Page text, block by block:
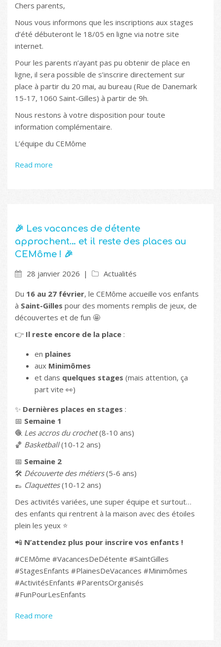
Chers parents,
Nous vous informons que les inscriptions aux stages
d’été débuteront le 18/05 en ligne via notre site
internet.
Pour les parents n’ayant pas pu obtenir de place en
ligne, il sera possible de s’inscrire directement sur
place à partir du 20 mai, au bureau (Rue de Danemark
15-17, 1060 Saint-Gilles) à partir de 9h.
Nous restons à votre disposition pour toute
information complémentaire.
L’équipe du CEMôme
Read more
🎉 Les vacances de détente
approchent… et il reste des places au
CEMôme ! 🎉
28 janvier 2026
Actualités
Du 16 au 27 février, le CEMôme accueille vos enfants
à Saint-Gilles pour des moments remplis de jeux, de
découvertes et de fun 🤩
👉 Il reste encore de la place :
en plaines
aux Minimômes
et dans quelques stages (mais attention, ça
part vite 👀)
✨ Dernières places en stages :
📅 Semaine 1
🧶 Les accros du crochet(8-10 ans)
🏀 Basketball(10-12 ans)
📅 Semaine 2
🛠️ Découverte des métiers(5-6 ans)
👞 Claquettes(10-12 ans)
Des activités variées, une super équipe et surtout…
des enfants qui rentrent à la maison avec des étoiles
plein les yeux ⭐
📲 N’attendez plus pour inscrire vos enfants !
#CEMôme #VacancesDeDétente #SaintGilles
#StagesEnfants #PlainesDeVacances #Minimômes
#ActivitésEnfants #ParentsOrganisés
#FunPourLesEnfants
Read more